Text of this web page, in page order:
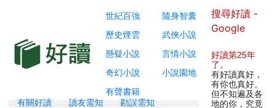
世紀百強
隨身智囊
歷史煙雲
武俠小說
懸疑小說
言情小說
奇幻小說
小說園地
有聲書籍
有關好讀 讀友需知
勘誤需知
搜尋好讀 -
Google
好讀第25年
了 。
有好讀真好，
有你也真好。
但不知遍及各
地的你，究竟